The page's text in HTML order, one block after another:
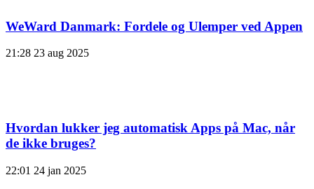
WeWard Danmark: Fordele og Ulemper ved Appen
21:28 23 aug 2025
Hvordan lukker jeg automatisk Apps på Mac, når
de ikke bruges?
22:01 24 jan 2025